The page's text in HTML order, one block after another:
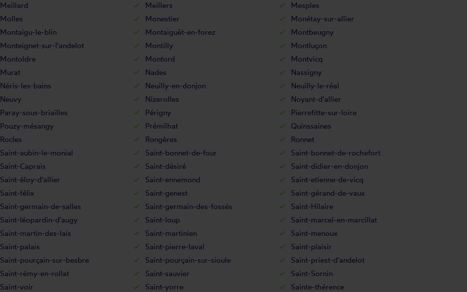
Meillard Meillers
Mesples
Molles Monestier
Monétay-sur-allier
Montaigu-le-blin Montaiguët-en-forez
Montbeugny
Monteignet-sur-l'andelot Montilly
Montluçon
Montoldre Montord
Montvicq
Murat Nades
Nassigny
Néris-les-bains Neuilly-en-donjon
Neuilly-le-réal
Neuvy Nizerolles
Noyant-d'allier
Paray-sous-briailles Périgny
Pierrefitte-sur-loire
Pouzy-mésangy Prémilhat
Quinssaines
Rocles Rongères
Ronnet
Saint-aubin-le-monial Saint-bonnet-de-four
Saint-bonnet-de-rochefort
Saint-Caprais Saint-désiré
Saint-didier-en-donjon
Saint-éloy-d'allier Saint-ennemond
Saint-etienne-de-vicq
Saint-félix Saint-genest
Saint-gérand-de-vaux
Saint-germain-de-salles Saint-germain-des-fossés
Saint-Hilaire
Saint-léopardin-d'augy Saint-loup
Saint-marcel-en-marcillat
Saint-martin-des-lais Saint-martinien
Saint-menoux
Saint-palais Saint-pierre-laval
Saint-plaisir
Saint-pourçain-sur-besbre Saint-pourçain-sur-sioule
Saint-priest-d'andelot
Saint-rémy-en-rollat Saint-sauvier
Saint-Sornin
Saint-voir Saint-yorre
Sainte-thérence